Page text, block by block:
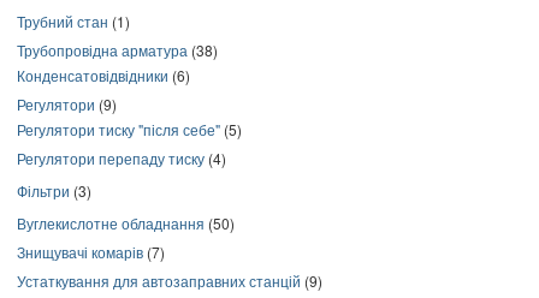
Трубний стан (1)
Трубопровідна арматура (38)
Конденсатовідвідники (6)
Регулятори (9)
Регулятори тиску "після себе" (5)
Регулятори перепаду тиску (4)
Фільтри (3)
Вуглекислотне обладнання (50)
Знищувачі комарів (7)
Устаткування для автозаправних станцій (9)